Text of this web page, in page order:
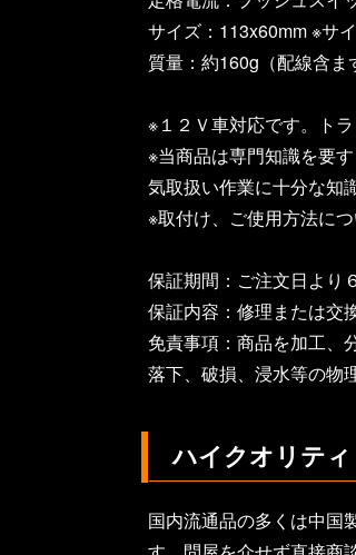
サイズ：113x60mm ※サ
質量：約160g（配線含ま
※１２Ｖ車対応です。ト
※当商品は専門知識を要
気取扱い作業に十分な知
※取付け、ご使用方法に
保証期間：ご注文日より
保証内容：修理または交
免責事項：商品を加工、
落下、破損、浸水等の物
ハイクオリティ
国内流通品の多くは中国